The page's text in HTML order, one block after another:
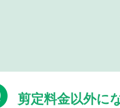
剪定料金以外に